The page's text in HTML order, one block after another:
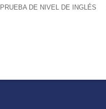
PRUEBA DE NIVEL DE INGLÉS